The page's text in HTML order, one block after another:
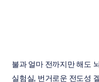
불과 얼마 전까지만 해도
실험실, 번거로운 전도성